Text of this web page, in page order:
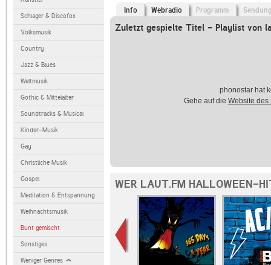
Schlager & Discofox
Volksmusik
Country
Jazz & Blues
Weltmusik
Gothic & Mittelalter
Soundtracks & Musical
Kinder-Musik
Gay
Christliche Musik
Gospel
Meditation & Entspannung
Weihnachtsmusik
Bunt gemischt
Sonstiges
Weniger Genres
Info Webradio Programm
Zuletzt gespielte Titel - Playlist von
phonostar hat
Gehe auf die Website des
WER LAUT.FM HALLOWEEN-